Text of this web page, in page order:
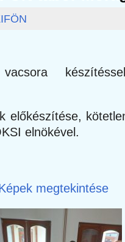
vacsora
előkészítése,
elnökével.
megtekintése